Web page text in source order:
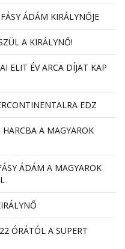
ÁDÁM KIRÁLYNŐJE
A KIRÁLYNŐ!
ELIT ÉV ARCA DÍJAT KAP
EDZ
A MAGYAROK
ÁDÁM A MAGYAROK
ÓRÁTÓL A SUPERT